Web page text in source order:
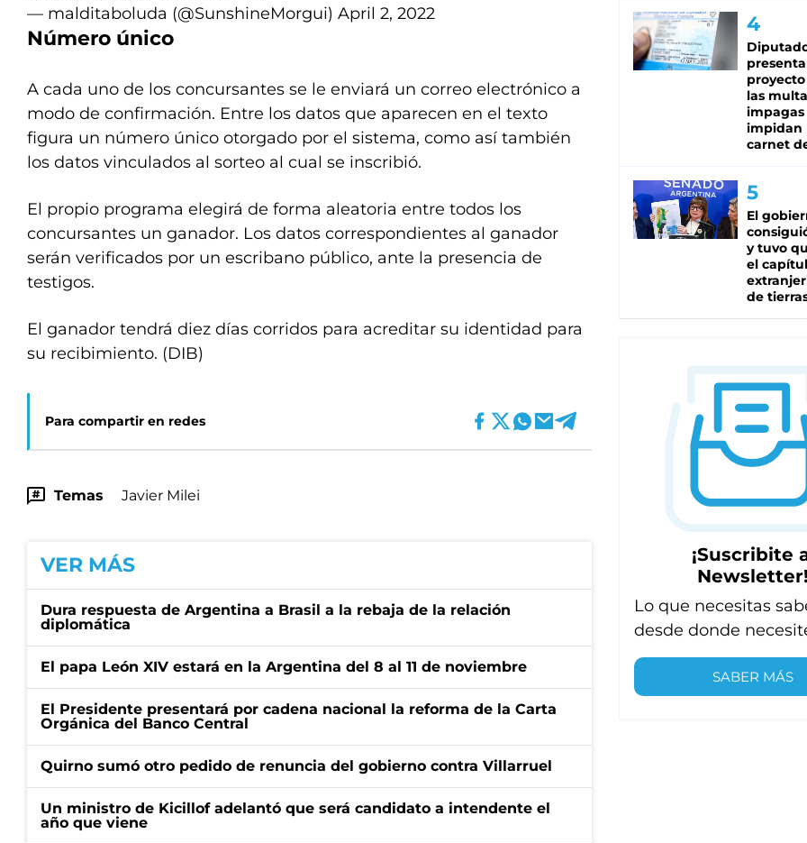
— malditaboluda (@SunshineMorgui) April 2, 2022
Número único
A cada uno de los concursantes se le enviará un correo electrónico a
modo de confirmación. Entre los datos que aparecen en el texto
figura un número único otorgado por el sistema, como así también
los datos vinculados al sorteo al cual se inscribió.
El propio programa elegirá de forma aleatoria entre todos los
concursantes un ganador. Los datos correspondientes al ganador
serán verificados por un escribano público, ante la presencia de
testigos.
El ganador tendrá diez días corridos para acreditar su identidad para
su recibimiento. (DIB)
Para compartir en redes
Temas Javier Milei
VER MÁS
Dura respuesta de Argentina a Brasil a la rebaja de la relación
diplomática
El papa León XIV estará en la Argentina del 8 al 11 de noviembre
El Presidente presentará por cadena nacional la reforma de la Carta
Orgánica del Banco Central
Quirno sumó otro pedido de renuncia del gobierno contra Villarruel
Un ministro de Kicillof adelantó que será candidato a intendente el
año que viene
las
impagas
impidan
carnet
El
y tuvo
el
de
¡Suscribite
Newsletter!
Lo que necesitas
desde donde
SABER MÁS